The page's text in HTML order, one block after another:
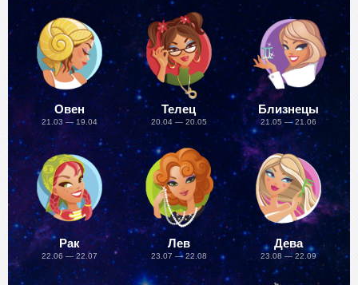
Овен
21.03 — 19.04
Телец
20.04 — 20.05
Близнецы
21.05 — 21.06
Рак
22.06 — 22.07
Лев
23.07 — 22.08
Дева
23.08 — 22.09